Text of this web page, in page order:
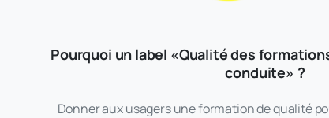
Pourquoi un label «Qualité des
conduite» ?
Donner aux usagers une formation de qualité